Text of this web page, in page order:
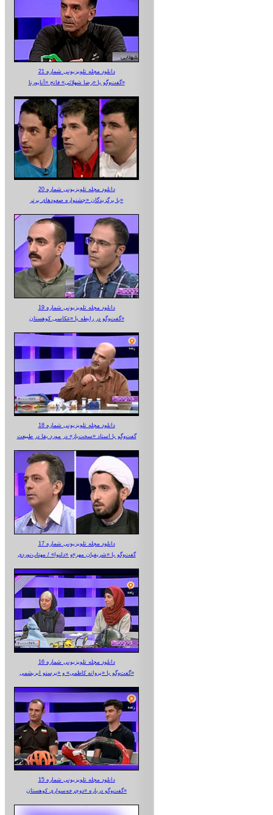
دانلود مجله تلویزیونی شماره 21
گفت‌وگو با «رضا شهلائی» فاتح «آناپورنا»
دانلود مجله تلویزیونی شماره 20
با برگزیدگان «جشنواره صعودهای برتر»
دانلود مجله تلویزیونی شماره 19
گفت‌وگو در رابطه با «عکاسی کوهستان»
دانلود مجله تلویزیونی شماره 18
گفت‌وگو با استاد «سخت‌باز» در مورد بقا در طبیعت
دانلود مجله تلویزیونی شماره 17
گفت‌وگو با «شریفیان مهر»‌و «دلنوا» / مهتاب‌نوردی
دانلود مجله تلویزیونی شماره 16
گفت‌وگو با «پروانه کاظمی» و «پرستو‌ ابریشمی»
دانلود مجله تلویزیونی شماره 15
گفت‌وگو درباره «دوچرخه‌سواری کوهستان»